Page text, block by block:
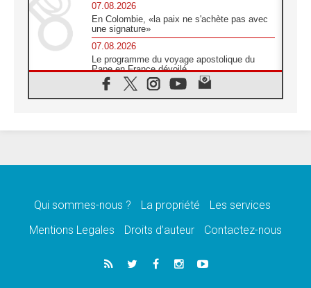
07.08.2026
En Colombie, «la paix ne s'achète pas avec
une signature»
07.08.2026
Le programme du voyage apostolique du
Pape en France dévoilé
07.08.2026
1ère Conférence continentale sur l'éducation
07.08.2026
07.08.2026
lancement des «dix jours de prière pour la
06.08.2026
Préparatifs des JMJ 2027 à Séoul: «c'est
Qui sommes-nous ? La propriété
Les services
Mentions Legales
Droits d’auteur Contactez-nous